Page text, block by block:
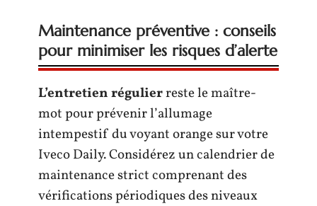
Maintenance préventive : conseils
pour minimiser les risques d’alerte
L’entretien régulierreste le maître-
mot pour prévenir l’allumage
intempestif du voyant orange sur votre
Iveco Daily. Considérez un calendrier de
maintenance strict comprenant des
vérifications périodiques des niveaux